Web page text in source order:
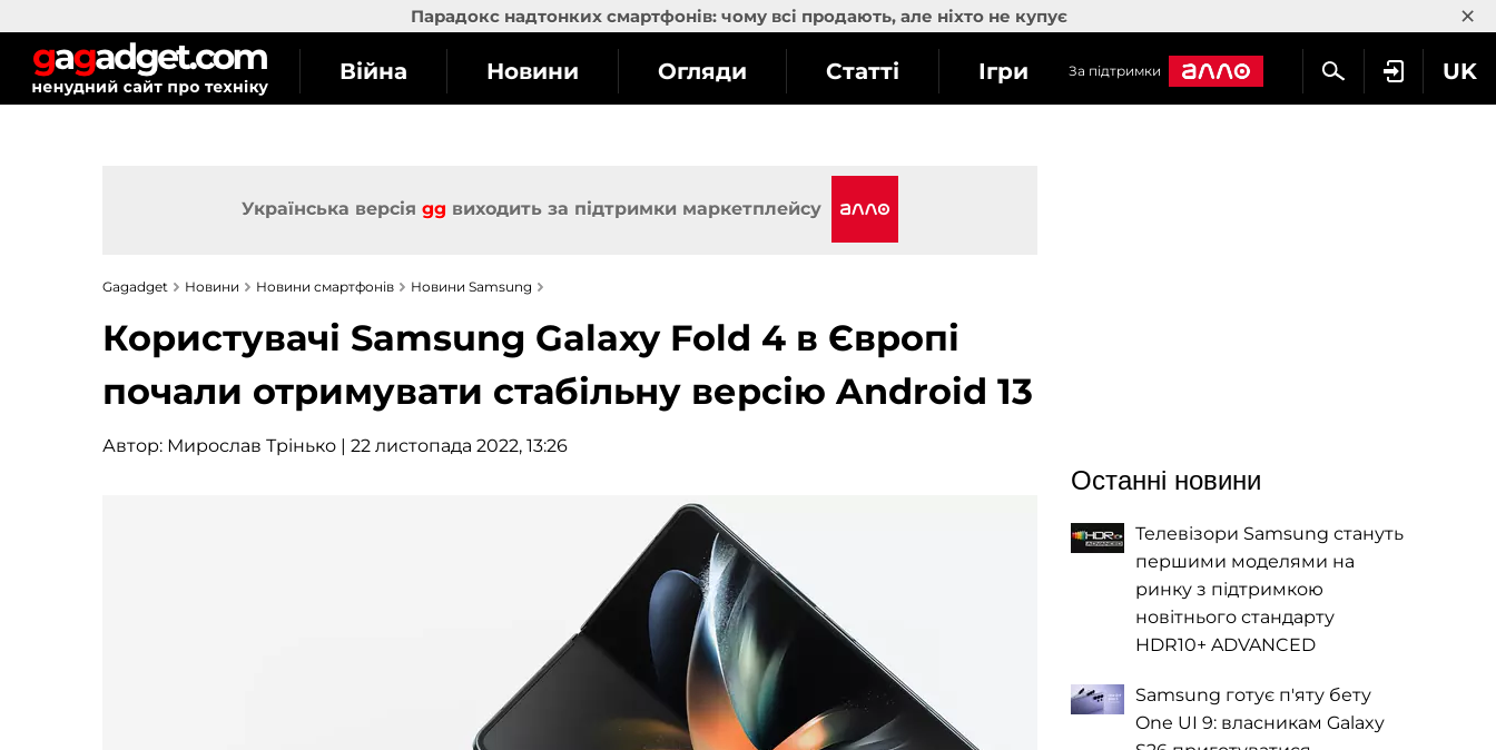
Парадокс надтонких смартфонів: чому всі продають, але ніхто не купує ×
UK
Війна Новини Огляди Статті Ігри За підтримки
Українська версія gg виходить за підтримки маркетплейсу
Gagadget Новини Новини смартфонів Новини Samsung
Користувачі Samsung Galaxy Fold 4 в Європі
почали отримувати стабільну версію Android 13
Автор: Мирослав Трінько | 22 листопада 2022, 13:26
Останні новини
Телевізори Samsung стануть
першими моделями на
ринку з підтримкою
новітнього стандарту
HDR10+ ADVANCED
Samsung готує п'яту бету
One UI 9: власникам Galaxy